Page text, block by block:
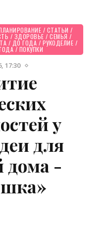
/ СТАТЬИ /
/ ЗДОРОВЬЕ /СЕМЬЯ /
/ ДО ГОДА / РУКОДЕЛИЕ /
/ ПОКУПКИ
17:30
у
для
дома -